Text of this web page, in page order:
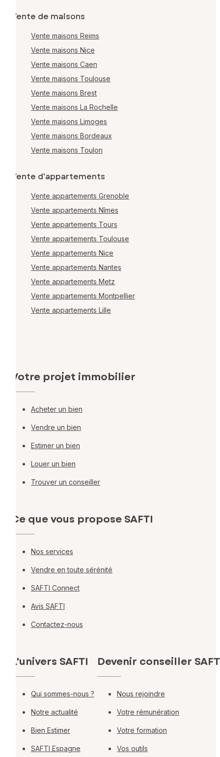
Vente de maisons
Vente maisons Reims
Vente maisons Nice
Vente maisons Caen
Vente maisons Toulouse
Vente maisons Brest
Vente maisons La Rochelle
Vente maisons Limoges
Vente maisons Bordeaux
Vente maisons Toulon
Vente d'appartements
Vente appartements Grenoble
Vente appartements Nîmes
Vente appartements Tours
Vente appartements Toulouse
Vente appartements Nice
Vente appartements Nantes
Vente appartements Metz
Vente appartements Montpellier
Vente appartements Lille
Votre projet immobilier
Acheter un bien
Vendre un bien
Estimer un bien
Louer un bien
Trouver un conseiller
Ce que vous propose SAFTI
Nos services
Vendre en toute sérénité
SAFTI Connect
Avis SAFTI
Contactez-nous
L'univers SAFTI
Qui sommes-nous ?
Notre actualité
Bien Estimer
SAFTI Espagne
Devenir conseiller
Nous rejoindre
Votre rémunération
Votre formation
Vos outils